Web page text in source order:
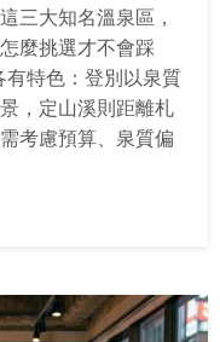
三大知名溫泉區，
麼挑選才不會踩
有特色：登別以泉質
，定山溪則距離札
考慮預算、泉質偏